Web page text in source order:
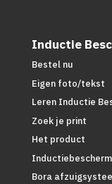
Inductie
Bestel nu
Eigen foto/tekst
Leren Inductie
Zoek je print
Het product
Bora